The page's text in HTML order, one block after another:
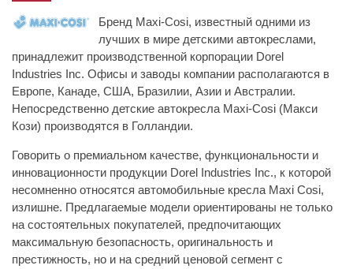
Бренд Maxi-Cosi, известный одними из
лучших в мире детскими автокреслами,
принадлежит производственной корпорации Dorel
Industries Inc. Офисы и заводы компании располагаются в
Европе, Канаде, США, Бразилии, Азии и Австралии.
Непосредственно детские автокресла Maxi-Cosi (Макси
Кози) производятся в Голландии.
Говорить о премиальном качестве, функциональности и
инновационности продукции Dorel Industries Inc., к которой
несомненно относятся автомобильные кресла Maxi Cosi,
излишне. Предлагаемые модели ориентированы не только
на состоятельных покупателей, предпочитающих
максимальную безопасность, оригинальность и
престижность, но и на средний ценовой сегмент с